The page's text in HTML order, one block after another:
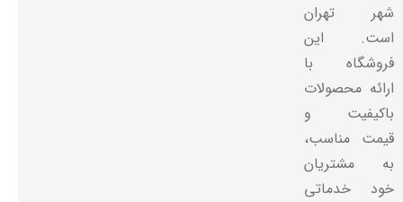
شهر تهران
است. این
فروشگاه با
ارائه محصولات
باکیفیت و
قیمت مناسب،
به مشتریان
خود خدماتی